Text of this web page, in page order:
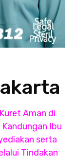
Aman di
Ibu
serta
Tindakan